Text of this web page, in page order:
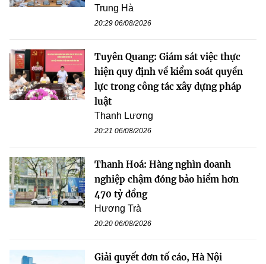
Trung Hà
20:29 06/08/2026
Tuyên Quang: Giám sát việc thực
hiện quy định về kiểm soát quyền
lực trong công tác xây dựng pháp
luật
Thanh Lương
20:21 06/08/2026
Thanh Hoá: Hàng nghìn doanh
nghiệp chậm đóng bảo hiểm hơn
470 tỷ đồng
Hương Trà
20:20 06/08/2026
Giải quyết đơn tố cáo, Hà Nội